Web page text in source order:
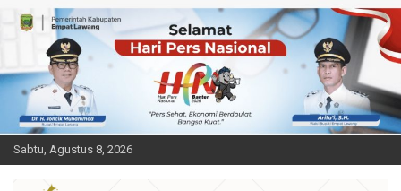
Sabtu, Agustus 8, 2026